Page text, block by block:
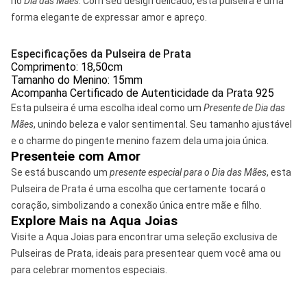
forma elegante de expressar amor e apreço.
Especificações da Pulseira de Prata
Comprimento: 18,50cm
Tamanho do Menino: 15mm
Acompanha Certificado de Autenticidade da Prata 925
Esta pulseira é uma escolha ideal como um Presente de Dia das
Mães, unindo beleza e valor sentimental. Seu tamanho ajustável
e o charme do pingente menino fazem dela uma joia única.
Presenteie com Amor
Se está buscando um presente especial para o Dia das Mães, esta
Pulseira de Prata é uma escolha que certamente tocará o
coração, simbolizando a conexão única entre mãe e filho.
Explore Mais na Aqua Joias
Visite a Aqua Joias para encontrar uma seleção exclusiva de
Pulseiras de Prata, ideais para presentear quem você ama ou
para celebrar momentos especiais.